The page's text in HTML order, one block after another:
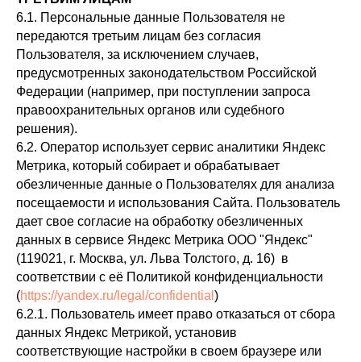
6.1. Персональные данные Пользователя не
передаются третьим лицам без согласия
Пользователя, за исключением случаев,
предусмотренных законодательством Российской
Федерации (например, при поступлении запроса
правоохранительных органов или судебного
решения).
6.2. Оператор использует сервис аналитики Яндекс
Метрика, который собирает и обрабатывает
обезличенные данные о Пользователях для анализа
посещаемости и использования Сайта. Пользователь
дает свое согласие на обработку обезличенных
данных в сервисе Яндекс Метрика ООО "Яндекс"
(119021, г. Москва, ул. Льва Толстого, д. 16) в
соответствии с её Политикой конфиденциальности
(https://yandex.ru/legal/confidential )
6.2.1. Пользователь имеет право отказаться от сбора
данных Яндекс Метрикой, установив
соответствующие настройки в своем браузере или